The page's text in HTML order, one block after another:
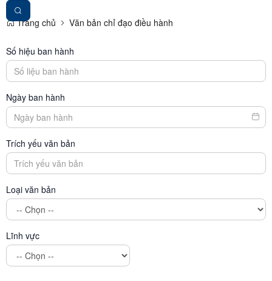
Trang chủ Văn bản chỉ đạo điều hành
Số hiệu ban hành
Ngày ban hành
Trích yếu văn bản
Loại văn bản
Lĩnh vực